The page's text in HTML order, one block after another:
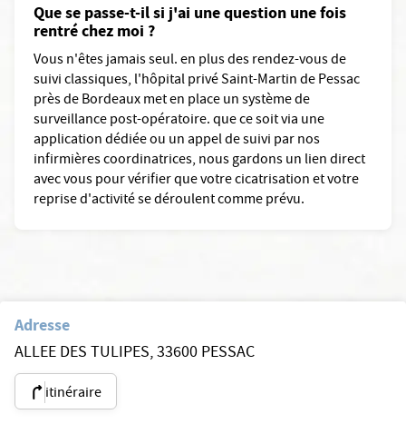
Que se passe-t-il si j'ai une question une fois
rentré chez moi ?
Vous n'êtes jamais seul. en plus des rendez-vous de
suivi classiques, l'hôpital privé Saint-Martin de Pessac
près de Bordeaux met en place un système de
surveillance post-opératoire. que ce soit via une
application dédiée ou un appel de suivi par nos
infirmières coordinatrices, nous gardons un lien direct
avec vous pour vérifier que votre cicatrisation et votre
reprise d'activité se déroulent comme prévu.
Adresse
ALLEE DES TULIPES, 33600 PESSAC
itinéraire